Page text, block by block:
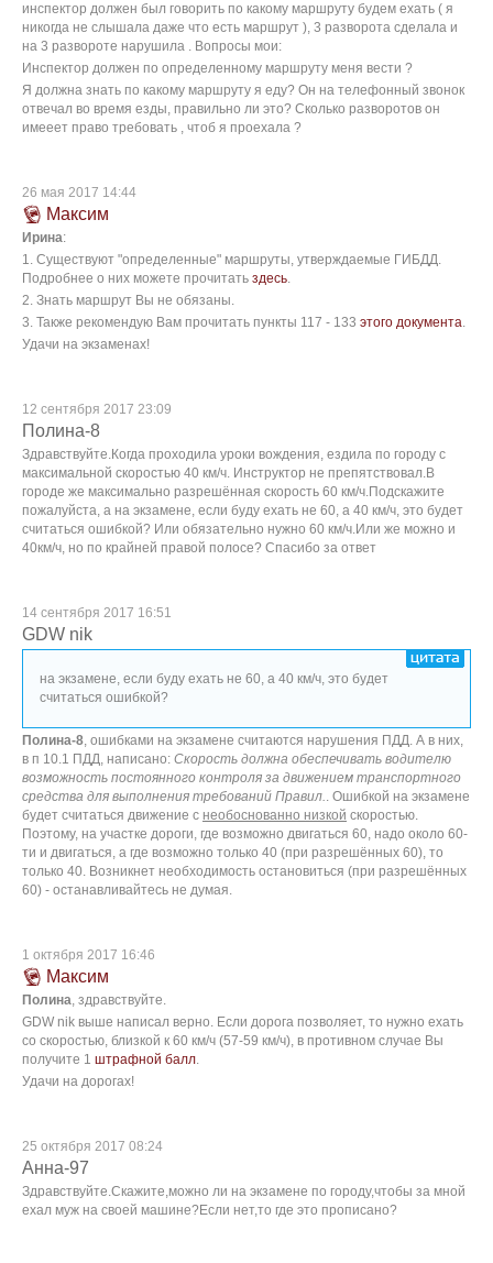
инспектор должен был говорить по какому маршруту будем ехать ( я
никогда не слышала даже что есть маршрут ), 3 разворота сделала и
на 3 развороте нарушила . Вопросы мои:
Инспектор должен по определенному маршруту меня вести ?
Я должна знать по какому маршруту я еду? Он на телефонный звонок
отвечал во время езды, правильно ли это? Сколько разворотов он
имееет право требовать , чтоб я проехала ?
26 мая 2017 14:44
Максим
Ирина:
1. Существуют "определенные" маршруты, утверждаемые ГИБДД.
Подробнее о них можете прочитать здесь.
2. Знать маршрут Вы не обязаны.
3. Также рекомендую Вам прочитать пункты 117 - 133 этого документа.
Удачи на экзаменах!
12 сентября 2017 23:09
Полина-8
Здравствуйте.Когда проходила уроки вождения, ездила по городу с
максимальной скоростью 40 км/ч. Инструктор не препятствовал.В
городе же максимально разрешённая скорость 60 км/ч.Подскажите
пожалуйста, а на экзамене, если буду ехать не 60, а 40 км/ч, это будет
считаться ошибкой? Или обязательно нужно 60 км/ч.Или же можно и
40км/ч, но по крайней правой полосе? Спасибо за ответ
14 сентября 2017 16:51
GDW nik
на экзамене, если буду ехать не 60, а 40 км/ч, это будет
считаться ошибкой?
Полина-8, ошибками на экзамене считаются нарушения ПДД. А в них,
в п 10.1 ПДД, написано: Скорость должна обеспечивать водителю
возможность постоянного контроля за движением транспортного
средства для выполнения требований Правил.. Ошибкой на экзамене
будет считаться движение с необоснованно низкой скоростью.
Поэтому, на участке дороги, где возможно двигаться 60, надо около 60-
ти и двигаться, а где возможно только 40 (при разрешённых 60), то
только 40. Возникнет необходимость остановиться (при разрешённых
60) - останавливайтесь не думая.
1 октября 2017 16:46
Максим
Полина, здравствуйте.
GDW nik выше написал верно. Если дорога позволяет, то нужно ехать
со скоростью, близкой к 60 км/ч (57-59 км/ч), в противном случае Вы
получите 1 штрафной балл.
Удачи на дорогах!
25 октября 2017 08:24
Анна-97
Здравствуйте.Скажите,можно ли на экзамене по городу,чтобы за мной
ехал муж на своей машине?Если нет,то где это прописано?